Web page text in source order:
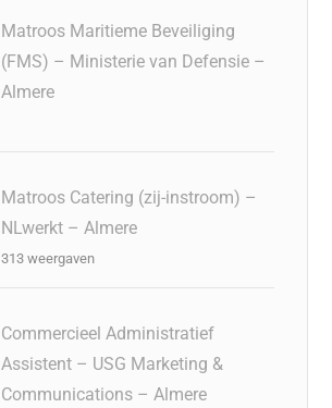
Matroos Maritieme Beveiliging
(FMS) – Ministerie van Defensie –
Almere
Matroos Catering (zij-instroom) –
NLwerkt – Almere
313 weergaven
Commercieel Administratief
Assistent – USG Marketing &
Communications – Almere